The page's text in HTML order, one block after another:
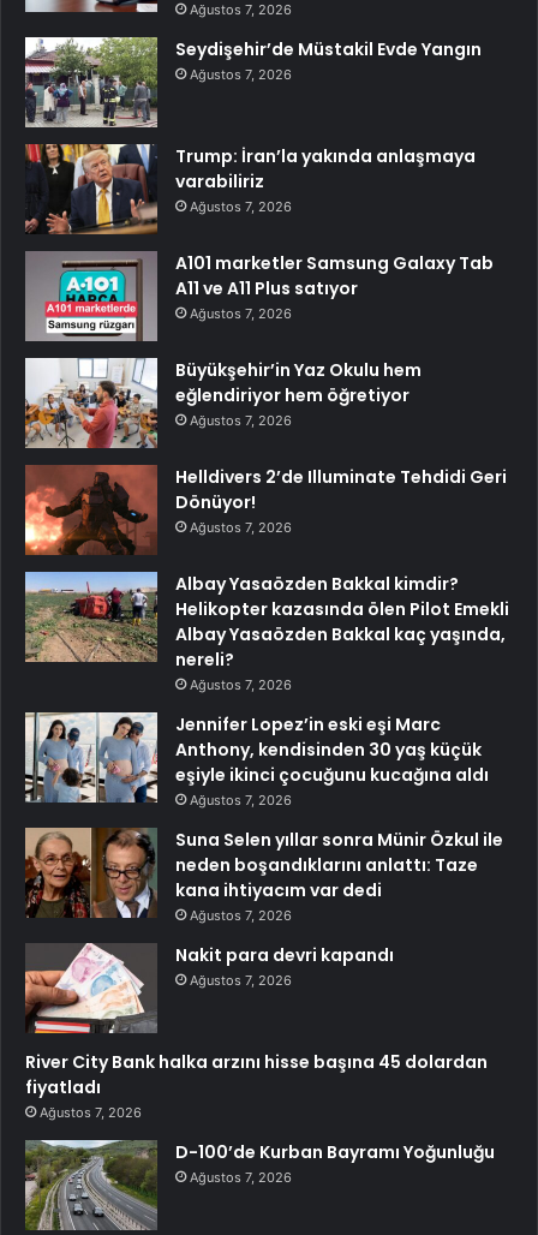
Ağustos 7, 2026
Seydişehir’de Müstakil Evde Yangın
Ağustos 7, 2026
Trump: İran’la yakında anlaşmaya
varabiliriz
Ağustos 7, 2026
A101 marketler Samsung Galaxy Tab
A11 ve A11 Plus satıyor
Ağustos 7, 2026
Büyükşehir’in Yaz Okulu hem
eğlendiriyor hem öğretiyor
Ağustos 7, 2026
Helldivers 2’de Illuminate Tehdidi Geri
Dönüyor!
Ağustos 7, 2026
Albay Yasaözden Bakkal kimdir?
Helikopter kazasında ölen Pilot Emekli
Albay Yasaözden Bakkal kaç yaşında,
nereli?
Ağustos 7, 2026
Jennifer Lopez’in eski eşi Marc
Anthony, kendisinden 30 yaş küçük
eşiyle ikinci çocuğunu kucağına aldı
Ağustos 7, 2026
Suna Selen yıllar sonra Münir Özkul ile
neden boşandıklarını anlattı: Taze
kana ihtiyacım var dedi
Ağustos 7, 2026
Nakit para devri kapandı
Ağustos 7, 2026
River City Bank halka arzını hisse başına 45 dolardan
fiyatladı
Ağustos 7, 2026
D-100’de Kurban Bayramı Yoğunluğu
Ağustos 7, 2026